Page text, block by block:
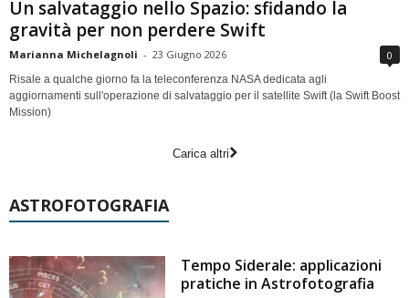
Un salvataggio nello Spazio: sfidando la
gravità per non perdere Swift
Marianna Michelagnoli - 23 Giugno 2026 0
Risale a qualche giorno fa la teleconferenza NASA dedicata agli
aggiornamenti sull'operazione di salvataggio per il satellite Swift (la Swift Boost
Mission)
Carica altri
ASTROFOTOGRAFIA
Tempo Siderale: applicazioni
pratiche in Astrofotografia